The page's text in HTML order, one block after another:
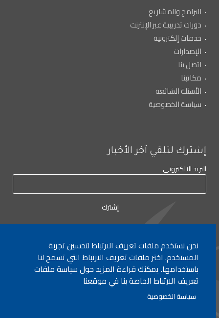
البرامج والمشاريع
دورات تدريبية عبر الإنترنت
خدمات إلكترونية
الإصدارات
اتصل بنا
مكاتبنا
الأسئلة الشائعة
سياسة الخصوصية
إشترك لتلقي آخر الأخبار
البريد الالكتروني
لأي إستفسار الإتصال على:٠١/٧٧٢٠٠٠
جميع الحقوق محفوظة © 2026 , وزارة التربية والتعليم العالي، لبنان.
نحن نستخدم ملفات تعريف الارتباط لتحسين تجربة
المستخدم. اختر ملفات تعريف الارتباط التي تسمح لنا
باستخدامها. يمكنك قراءة المزيد حول سياسة ملفات
تعريف الارتباط الخاصة بنا في موقعنا
سياسة الخصوصية